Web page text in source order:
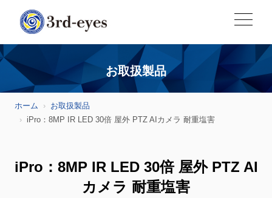
お取扱製品
ホーム
お取扱製品
iPro：8MP IR LED 30倍 屋外 PTZ AIカメラ 耐重塩害
iPro：8MP IR LED 30倍 屋外 PTZ AI
カメラ 耐重塩害